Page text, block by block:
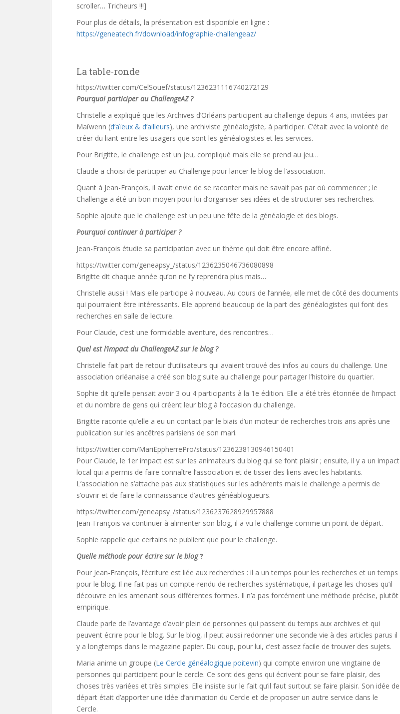
scroller… Tricheurs !!!]
Pour plus de détails, la présentation est disponible en ligne :
https://geneatech.fr/download/infographie-challengeaz/
La table-ronde
https://twitter.com/CelSouef/status/1236231116740272129
Pourquoi participer au ChallengeAZ ?
Christelle a expliqué que les Archives d’Orléans participent au challenge depuis 4 ans, invitées par
Maïwenn (d’aïeux & d’ailleurs), une archiviste généalogiste, à participer. C’était avec la volonté de
créer du liant entre les usagers que sont les généalogistes et les services.
Pour Brigitte, le challenge est un jeu, compliqué mais elle se prend au jeu…
Claude a choisi de participer au Challenge pour lancer le blog de l’association.
Quant à Jean-François, il avait envie de se raconter mais ne savait pas par où commencer ; le
Challenge a été un bon moyen pour lui d’organiser ses idées et de structurer ses recherches.
Sophie ajoute que le challenge est un peu une fête de la généalogie et des blogs.
Pourquoi continuer à participer ?
Jean-François étudie sa participation avec un thème qui doit être encore affiné.
https://twitter.com/geneapsy_/status/1236235046736080898
Brigitte dit chaque année qu’on ne l’y reprendra plus mais…
Christelle aussi ! Mais elle participe à nouveau. Au cours de l’année, elle met de côté des documents
qui pourraient être intéressants. Elle apprend beaucoup de la part des généalogistes qui font des
recherches en salle de lecture.
Pour Claude, c’est une formidable aventure, des rencontres…
Quel est l’impact du ChallengeAZ sur le blog ?
Christelle fait part de retour d’utilisateurs qui avaient trouvé des infos au cours du challenge. Une
association orléanaise a créé son blog suite au challenge pour partager l’histoire du quartier.
Sophie dit qu’elle pensait avoir 3 ou 4 participants à la 1e édition. Elle a été très étonnée de l’impact
et du nombre de gens qui créent leur blog à l’occasion du challenge.
Brigitte raconte qu’elle a eu un contact par le biais d’un moteur de recherches trois ans après une
publication sur les ancêtres parisiens de son mari.
https://twitter.com/MariEppherrePro/status/1236238130946150401
Pour Claude, le 1er impact est sur les animateurs du blog qui se font plaisir ; ensuite, il y a un impact
local qui a permis de faire connaître l’association et de tisser des liens avec les habitants.
L’association ne s’attache pas aux statistiques sur les adhérents mais le challenge a permis de
s’ouvrir et de faire la connaissance d’autres généablogueurs.
https://twitter.com/geneapsy_/status/1236237628929957888
Jean-François va continuer à alimenter son blog, il a vu le challenge comme un point de départ.
Sophie rappelle que certains ne publient que pour le challenge.
Quelle méthode pour écrire sur le blog?
Pour Jean-François, l’écriture est liée aux recherches : il a un temps pour les recherches et un temps
pour le blog. Il ne fait pas un compte-rendu de recherches systématique, il partage les choses qu’il
découvre en les amenant sous différentes formes. Il n’a pas forcément une méthode précise, plutôt
empirique.
Claude parle de l’avantage d’avoir plein de personnes qui passent du temps aux archives et qui
peuvent écrire pour le blog. Sur le blog, il peut aussi redonner une seconde vie à des articles parus il
y a longtemps dans le magazine papier. Du coup, pour lui, c’est assez facile de trouver des sujets.
Maria anime un groupe (Le Cercle généalogique poitevin) qui compte environ une vingtaine de
personnes qui participent pour le cercle. Ce sont des gens qui écrivent pour se faire plaisir, des
choses très variées et très simples. Elle insiste sur le fait qu’il faut surtout se faire plaisir. Son idée de
départ était d’apporter une idée d’animation du Cercle et de proposer un autre service dans le
Cercle.